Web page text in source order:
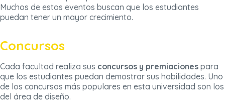
Muchos de estos eventos buscan que los estudiantes
puedan tener un mayor crecimiento.
Concursos
Cada facultad realiza sus concursos y premiaciones para
que los estudiantes puedan demostrar sus habilidades. Uno
de los concursos más populares en esta universidad son los
del área de diseño.